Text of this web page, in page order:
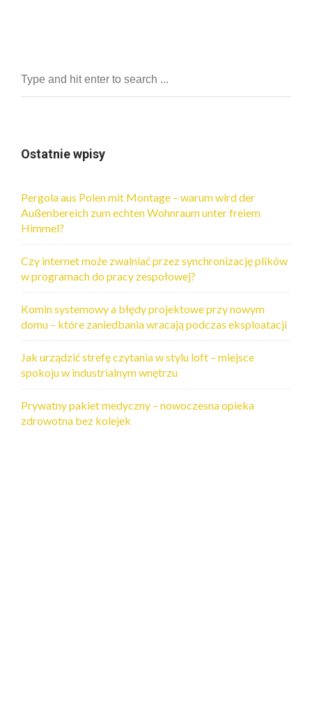
Ostatnie wpisy
Pergola aus Polen mit Montage – warum wird der
Außenbereich zum echten Wohnraum unter freiem
Himmel?
Czy internet może zwalniać przez synchronizację plików
w programach do pracy zespołowej?
Komin systemowy a błędy projektowe przy nowym
domu – które zaniedbania wracają podczas eksploatacji
Jak urządzić strefę czytania w stylu loft – miejsce
spokoju w industrialnym wnętrzu
Prywatny pakiet medyczny – nowoczesna opieka
zdrowotna bez kolejek